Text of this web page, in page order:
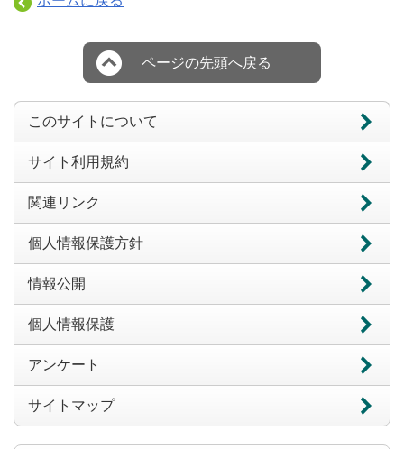
ページの先頭へ戻る
このサイトについて
サイト利用規約
関連リンク
個人情報保護方針
情報公開
個人情報保護
アンケート
サイトマップ